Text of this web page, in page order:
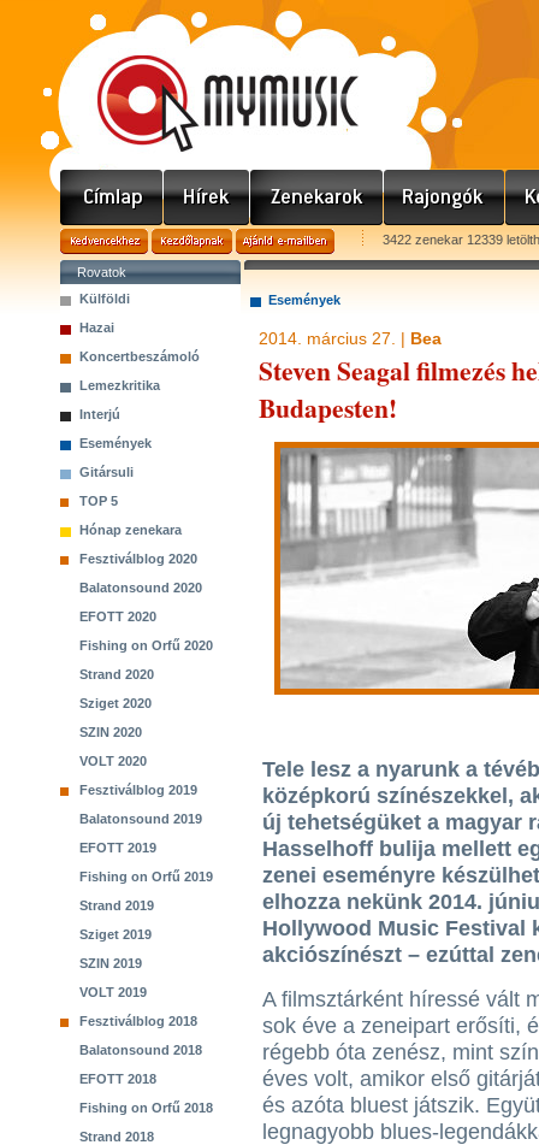
3422 zenekar 12339
Rovatok
Külföldi
Hazai
Koncertbeszámoló
Lemezkritika
Interjú
Események
Gitársuli
TOP 5
Hónap zenekara
Fesztiválblog 2020
Balatonsound 2020
EFOTT 2020
Fishing on Orfű 2020
Strand 2020
Sziget 2020
SZIN 2020
VOLT 2020
Fesztiválblog 2019
Balatonsound 2019
EFOTT 2019
Fishing on Orfű 2019
Strand 2019
Sziget 2019
SZIN 2019
VOLT 2019
Fesztiválblog 2018
Balatonsound 2018
EFOTT 2018
Fishing on Orfű 2018
Strand 2018
Események
2014. március 27. | Bea
Steven Seagal filmezés
Budapesten!
Tele lesz a nyarunk a
középkorú színészekkel,
új tehetségüket a magyar
Hasselhoff bulija mellett
zenei eseményre
elhozza nekünk 2014.
Hollywood Music Festival
akciószínészt – ezúttal
A filmsztárként híressé vált
sok éve a zeneipart erősíti,
régebb óta zenész, mint
éves volt, amikor első
és azóta bluest játszik.
legnagyobb blues-